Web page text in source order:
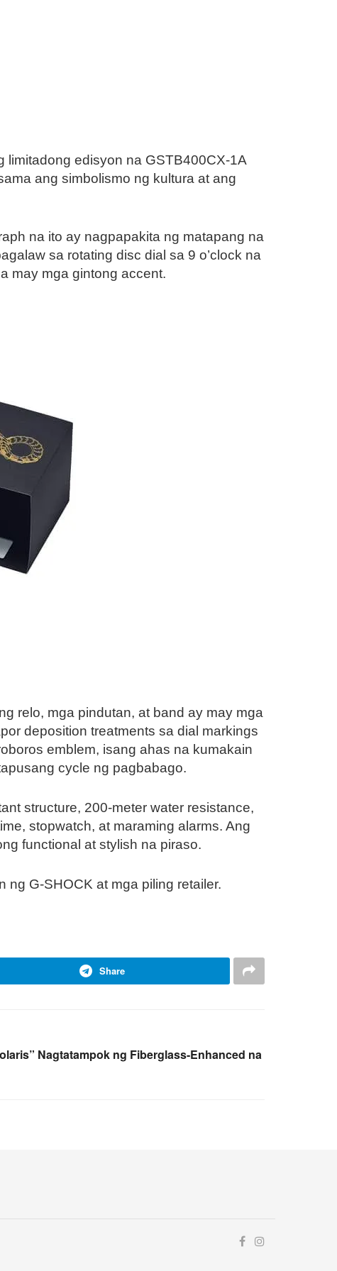
limitadong edisyon na GSTB400CX-1A
ang simbolismo ng kultura at ang
na ito ay nagpapakita ng matapang na
sa rotating disc dial sa 9 o’clock na
may mga gintong accent.
relo, mga pindutan, at band ay may mga
deposition treatments sa dial markings
emblem, isang ahas na kumakain
cycle ng pagbabago.
structure, 200-meter water resistance,
stopwatch, at maraming alarms. Ang
functional at stylish na piraso.
G-SHOCK at mga piling retailer.
Share
Nagtatampok ng Fiberglass-Enhanced na